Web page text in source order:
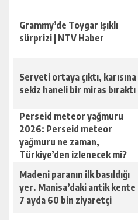
Grammy’de Toygar Işıklı
sürprizi | NTV Haber
Serveti ortaya çıktı, karısına
sekiz haneli bir miras bıraktı
Perseid meteor yağmuru
2026: Perseid meteor
yağmuru ne zaman,
Türkiye’den izlenecek mi?
Madeni paranın ilk basıldığı
yer. Manisa’daki antik kente
7 ayda 60 bin ziyaretçi